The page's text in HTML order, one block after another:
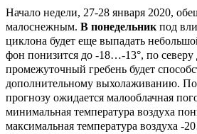
Начало недели, 27-28 января 2020,
малоснежным. В понедельник под
циклона будет еще выпадать
фон понизится до -18…-13°, по северу
промежуточный гребень будет
дополнительному выхолаживанию.
прогнозу ожидается малооблачная
минимальная температура воздуха
максимальная температура воздуха -